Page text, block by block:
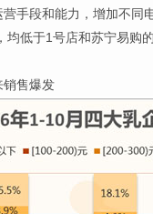
手段和能力，增加不同
均低于1号店和苏宁易购
售爆发